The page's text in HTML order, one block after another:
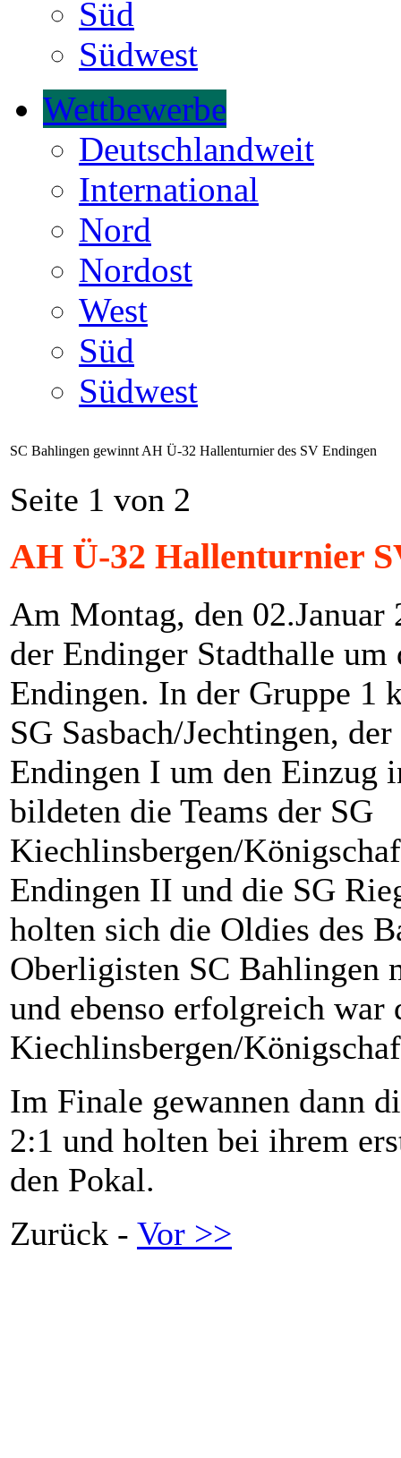
Süd
Südwest
Wettbewerbe
Deutschlandweit
International
Nord
Nordost
West
Süd
Südwest
SC Bahlingen gewinnt AH Ü-32 Hallenturnier des SV Endingen
Seite 1 von 2
AH Ü-32 Hallenturnier
Am Montag, den
der Endinger Stadthalle
Endingen. In der Gruppe 1
SG Sasbach/Jechtingen,
Endingen I um den Einzug
bildeten die Teams der SG
Kiechlinsbergen/
Endingen II und die SG
holten sich die Oldies des
Oberligisten SC Bahlingen
und ebenso erfolgreich war
Kiechlinsbergen/
Im Finale gewannen dann
2:1 und holten bei ihrem
den Pokal.
Zurück - Vor >>